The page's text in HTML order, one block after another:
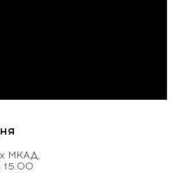
МКАД,
15.00